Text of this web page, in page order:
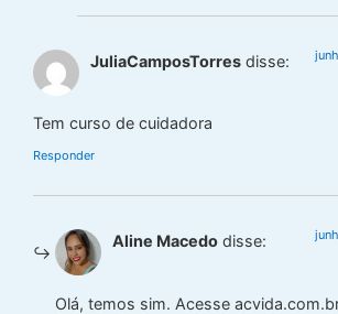
JuliaCamposTorres disse:
Tem curso de cuidadora
Responder
Aline Macedo disse:
Olá, temos sim. Acesse